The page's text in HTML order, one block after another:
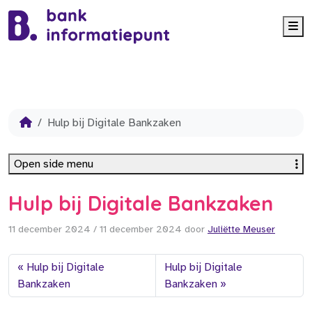
Hulp bij Digitale Bankzaken
Hulp bij Digitale Bankzaken
11 december 2024 / 11 december 2024 door Juliëtte Meuser
Hulp bij Digitale
Bankzaken
Hulp bij Digitale
Bankzaken
Open side menu